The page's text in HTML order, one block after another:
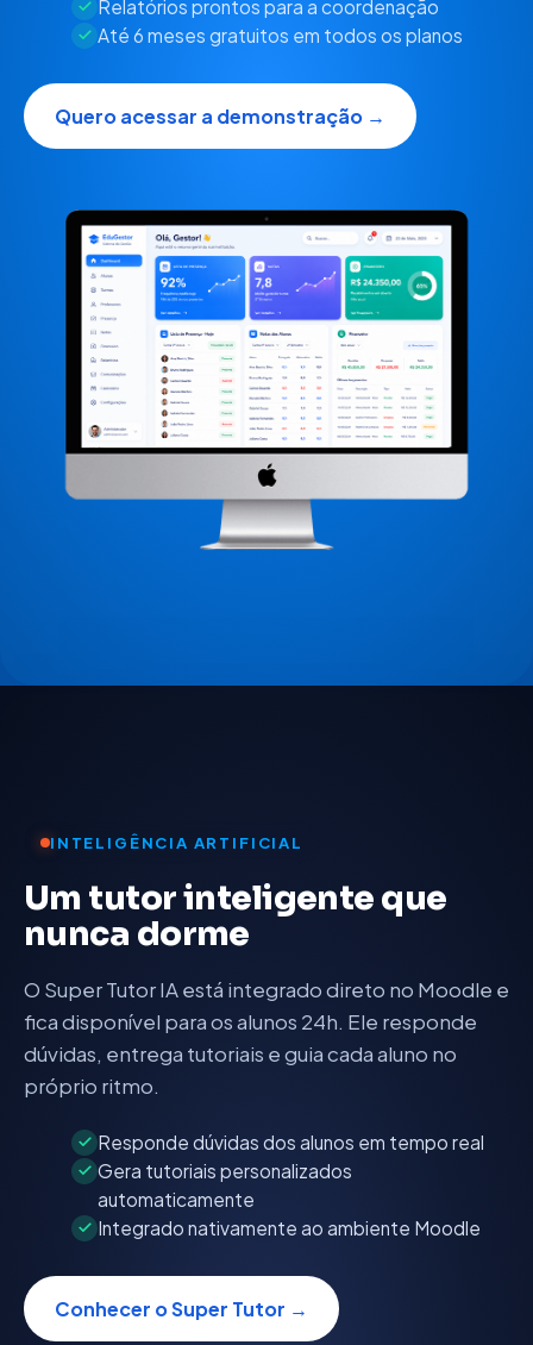
Relatórios prontos para a coordenação
Até 6 meses gratuitos em todos os planos
Quero acessar a demonstração →
INTELIGÊNCIA ARTIFICIAL
Um tutor inteligente que
nunca dorme
O Super Tutor IA está integrado direto no Moodle e
fica disponível para os alunos 24h. Ele responde
dúvidas, entrega tutoriais e guia cada aluno no
próprio ritmo.
Responde dúvidas dos alunos em tempo real
Gera tutoriais personalizados
automaticamente
Integrado nativamente ao ambiente Moodle
Conhecer o Super Tutor →